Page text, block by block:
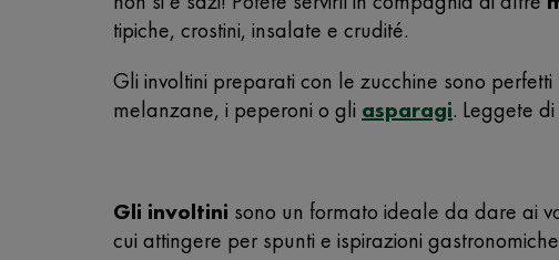
tipiche, crostini, insalate e crudité.
Gli involtini preparati con le zucchine sono
melanzane, i peperoni o gli asparagi. Leggete
Gli involtini sono un formato ideale da dare ai
cui attingere per spunti e ispirazioni